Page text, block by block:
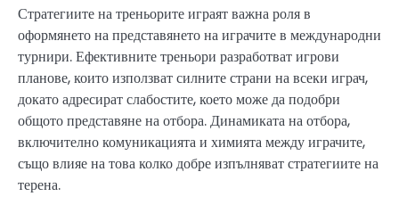
Стратегиите на треньорите играят важна роля в
оформянето на представянето на играчите в международни
турнири. Ефективните треньори разработват игрови
планове, които използват силните страни на всеки играч,
докато адресират слабостите, което може да подобри
общото представяне на отбора. Динамиката на отбора,
включително комуникацията и химията между играчите,
също влияе на това колко добре изпълняват стратегиите на
терена.